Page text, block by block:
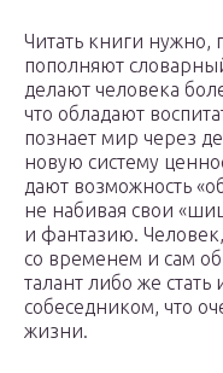
Читать книги нужно,
пополняют
делают человека
что обладают
познает мир через
новую систему
дают возможность
не набивая свои
и фантазию.
со временем и сам
талант либо же
собеседником, что
жизни.